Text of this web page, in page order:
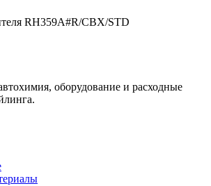
RH359A#R/CBX/STD
оборудование и расходные